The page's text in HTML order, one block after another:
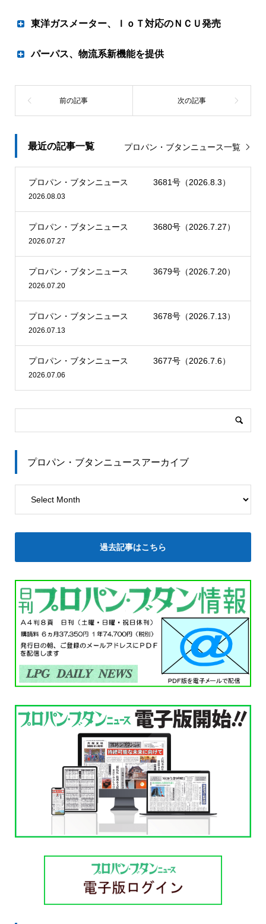
動力を生かし、現場の〝今〟を正確かつタイムリーに報
作りに止まらず、問題提起を含め読者のソリューションに
寄与する独自の紙面を目指します。
させていきます。本紙の強みの一つは、全国ネットワーク
を駆使した災害報道であり、〝災害にも強いＬＰガス〟を
広報面から支援するための紙面作りに尽力します。自然災
の最前線を伝えます。
事業者の商売に役立つ、異業種を含めた広告紙面は、商売
の拡充へのヒントも含んでいます。
広くＬＰガス業界のソリューションに貢献するメディアと
しての役割を、さらに強化していきますのでご期待下さ
い。 好評の全国ＭＡＰ（本紙付録）、別冊特大号（夏・
売事業者へのヒントを提供していきます。
ル・アナログ双方に対応した新たなセミナーを企画しま
す。新事業や基盤強化に役立つマッチングセミナー、ＬＰ
ガス事業者でのカーボンニュートラル対応に寄与できる総
合セミナーを企画するとともに、支社・支局の地域性やア
ナ・デジ双方に対応するタイムリーなセミナーも企画して
いきます。
体の紙面に加え、電子版週刊プロパン・ブタンニュースの
提供もスタートしました。時間や場所に捉われず本紙の情
い。
出版事業では好評の「ＬＰガス資料年報ｖｏｌ・57（２０
２２年版）」「ＧＡＳ21（ＧＨＰとコージェネの本）ｖｏ
ｌ・21」など定期刊行物を発行するとともに、当社として
ニューデリー大会への視察団派遣も検討していきます。
月13日（金）に都内ホテルで開催する予定です。
きる見込みだ。
出権の一つのボランタリークレジットを活用したカーボン
３０立方㍍のＬＰガスを消費しているが、すべてこのカー
ボンオフセットガスに置き換わる。
常磐共同ガス（本社・いわき市、小野寺智勇社長）は11
用するシステムが実装できるのかの実現可能性調査を今月
（NEDO）の調査事業「福島県小名浜港の大規模受入基地
カーボンニュートラル（ＣＮ）への取り組みを産業の成長
くり、それを全国の港湾に広める計画で、小名浜港は全国
阪本正人社長 チェストプレス（中央）など６種類のリハビリ専
用者に飲んでもらうウォーターネットのサーバーも設置している
月１日、同町大塚にリハビリ型デイサービス事業所「リハ
プライド広陵」を開設する。内覧会を１月13〜14日に実
を見学した。新たに介護事業に乗り出し、ＬＰガス、宅配
地域貢献に拍車
阪本社長は介護事業について「女性の平均寿命は84歳、男
性が79歳で人生１００年時代と言われる今、私自身も人生
の計画を立てる際に将来を楽しく過ごすため『健康』が一
番大事と強く感じる」と話す。地域貢献の新事業を模索し
たところ、リハプライドで全国２００店舗を展開するリハ
コンテンツ（本社・千葉県船橋市、山下哲司社長）に出合
った。
ラジオ番組「ガスラジ！」の放送を開始した。番組ではＬ
ＰガスのＰＲにとどまらず衣食住にかかわることすべてを
採り上げ、幅広い年齢層に情報を発信する。
番組に協賛する有志はエナジー・ワン、フクセン、向井燃
料、門田ガス、白石一商会の５社。放送は毎週火曜日午後
長が１人でパーソナリティーを務める。後半の10分間は四
国で活躍するユーチューバー「シコクパンク」と進行す
を抜粋して発信する。
東洋ガスメーター、ＩｏＴ対応のＮＣＵ発売
「グッとびく ん・Ｍ」内蔵 易施工で安定通
グッとびくん・Ｍメーター一体型ＮＣＵの取り付
東洋ガスメーター（本社・射水市、水越靖社長）は８日、
安ガスメーター）への一体化が可能なＩｏＴ対応ＮＣＵ
「ＴＲ―ＬＴ１」を発売した。ＮＴＴテレコンの通信ボー
ド「グッとびくん・Ｍ」を内蔵したもので、２０１９年５
月発売のソフトバンク対応モデル（同ＬＳ１）に続きライ
ンアップを拡充した。
るＬＴＥネットワークで全国を網羅する。独自の設置構造
パーパス、物流系新機能を提供
ＡＺスカイプラットフォームでＣＮ支援ＰＦ
実現
向けたソリューションとして提案する「ＡＺスカイプラッ
トフォーム（ＡＺＳＰＦ）」の新機能として、ＬＰＷＡの
する「ＡＩ最適配車サービス」、より詳細な軒先情報照会
Ｐガス物流プラットフォームを今春リリースする。これら
物流系新機能を通じてＬＰガスのカーボンニュートラルを
物流面で支援するグリーン・デジタルプラットフォーム実
「ルート配送」→「ＬＰＷＡデータ活用」→「チーム制配
に提案していく。
最近の記事一覧 プロパン・ブタンニュース一覧
プロパン・ブタンニュース 3681号（2026.8.3）
2026.08.03
プロパン・ブタンニュース 3680号（2026.7.27）
2026.07.27
プロパン・ブタンニュース 3679号（2026.7.20）
2026.07.20
プロパン・ブタンニュース 3678号（2026.7.13）
2026.07.13
プロパン・ブタンニュース 3677号（2026.7.6）
2026.07.06
プロパン・ブタンニュースアーカイブ
過去記事はこちら